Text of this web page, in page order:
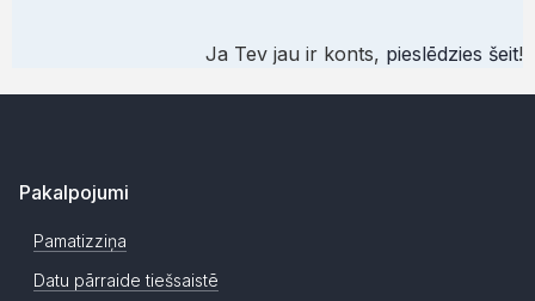
Ja Tev jau ir konts, pieslēdzies šeit!
Pakalpojumi
Pamatizziņa
Datu pārraide tiešsaistē